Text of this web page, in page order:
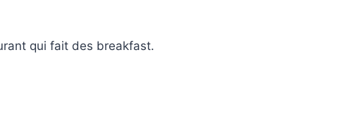
qui fait des breakfast.